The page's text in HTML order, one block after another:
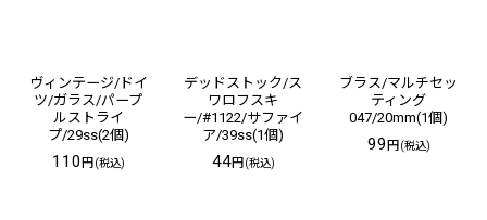
ヴィンテージ/ドイ
ツ/ガラス/パープ
ルストライ
プ/29ss(2個)
110円(税込)
デッドストック/ス
ワロフスキ
ー/#1122/サファイ
ア/39ss(1個)
44円(税込)
ブラス/マルチセッ
ティング
047/20mm(1個)
99円(税込)